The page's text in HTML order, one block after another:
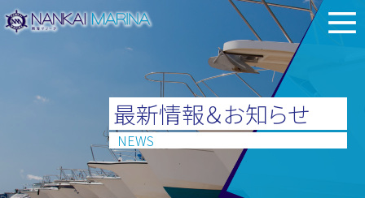
最新情報＆お知らせ
NEWS